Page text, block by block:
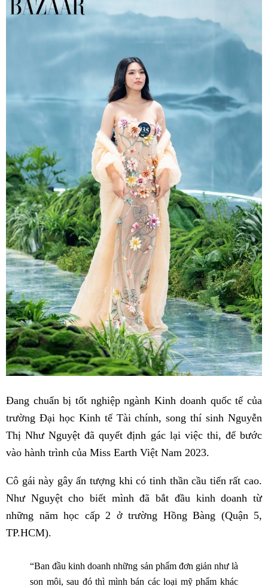
Đang chuẩn bị tốt nghiệp ngành Kinh doanh quốc tế của
trường Đại học Kinh tế Tài chính, song thí sinh Nguyễn
Thị Như Nguyệt đã quyết định gác lại việc thi, để bước
vào hành trình của Miss Earth Việt Nam 2023.
Cô gái này gây ấn tượng khi có tinh thần cầu tiến rất cao.
Như Nguyệt cho biết mình đã bắt đầu kinh doanh từ
những năm học cấp 2 ở trường Hồng Bàng (Quận 5,
TP.HCM).
“Ban đầu kinh doanh những sản phẩm đơn giản như là
son môi, sau đó thì mình bán các loại mỹ phẩm khác